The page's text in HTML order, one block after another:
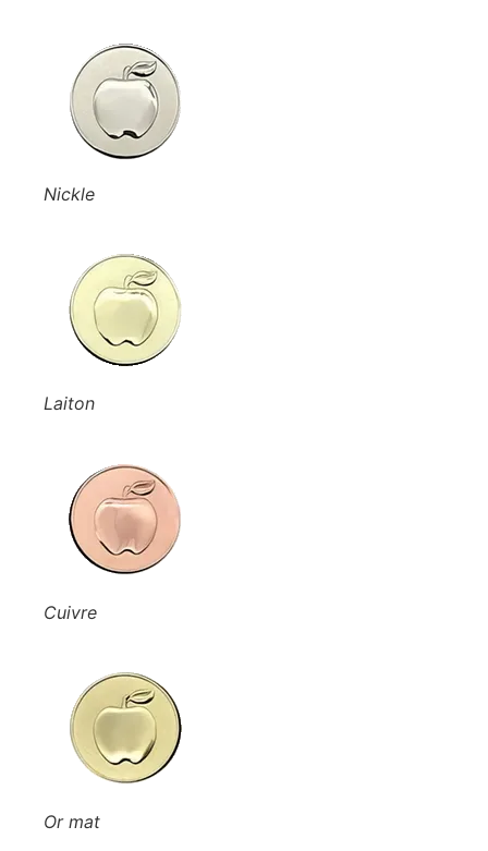
Nickle
Laiton
Cuivre
Or mat